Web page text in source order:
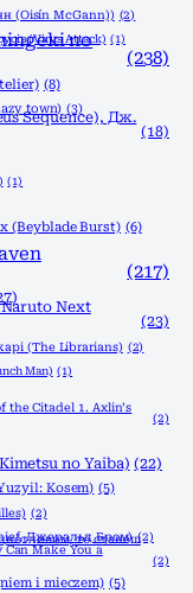
(Oisín McGann)) (2)
(Virus Attack) (1)
no
(238)
(8)
town) (3)
Sequence), Дж.
(18)
(1)
(Beyblade Burst) (6)
(217)
Next
(23)
(The Librarians) (2)
Man) (1)
the Citadel 1. Axlin’s
(2)
no Yaiba) (22)
Kosem) (5)
(2)
Джеральд Бром) (2)
то станеш
Make You a
(2)
i mieczem) (5)